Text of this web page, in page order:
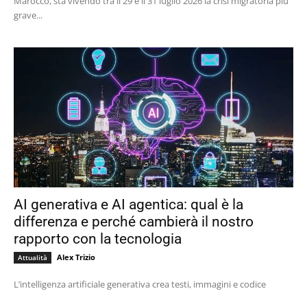
grave...
AI generativa e AI agentica: qual è la
differenza e perché cambierà il nostro
rapporto con la tecnologia
Attualità Alex Trizio
L’intelligenza artificiale generativa crea testi, immagini e codice